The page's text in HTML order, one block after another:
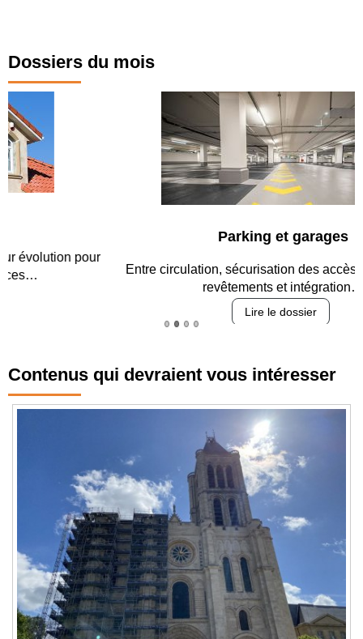
Dossiers du mois
Parking et garages
Entre circulation, sécurisation des accès, durabilité des
revêtements et intégration…
Contenus qui devraient vous intéresser